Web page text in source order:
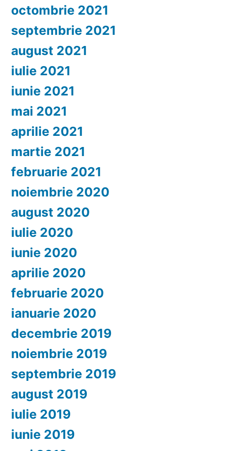
octombrie 2021
septembrie 2021
august 2021
iulie 2021
iunie 2021
mai 2021
aprilie 2021
martie 2021
februarie 2021
noiembrie 2020
august 2020
iulie 2020
iunie 2020
aprilie 2020
februarie 2020
ianuarie 2020
decembrie 2019
noiembrie 2019
septembrie 2019
august 2019
iulie 2019
iunie 2019